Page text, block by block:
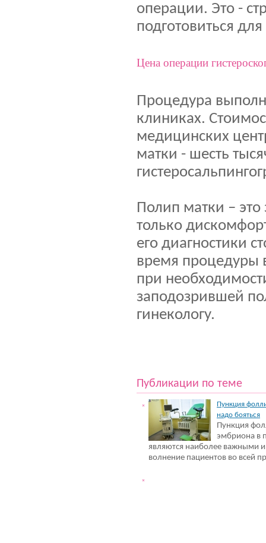
операции. Это -
подготовиться
Цена операции
Процедура
клиниках.
медицинских
матки - шесть
Полип матки –
только
его диагностики
время процедуры
при
заподозрившей
гинекологу.
Публикации по теме
Пункция
надо бояться
Пункция
эмбриона в
являются наиболее важными
волнение пациентов во всей